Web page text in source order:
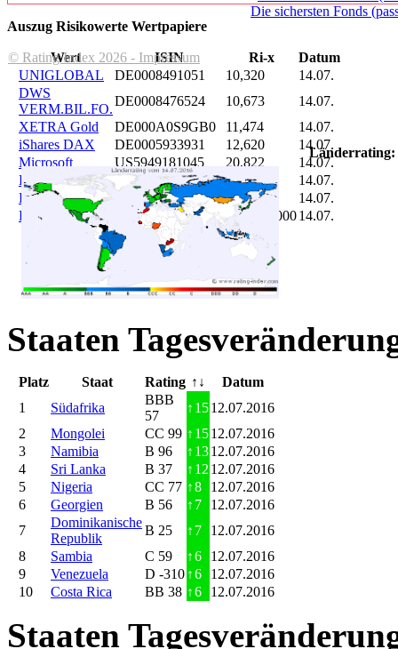
Die sichersten Fonds
© Rating Index 2026 - Impressum
Auszug Risikowerte Wertpapiere
Wert ISIN Ri-x
Datum
UNIGLOBAL
DE0008491051 10,320
14.07.
DWS
VERM.BIL.FO.
DE0008476524 10,673
14.07.
XETRA Gold
DE000A0S9GB0 11,474
14.07.
iShares DAX
DE0005933931 12,620
14.07.
Microsoft
US5949181045 20,822
14.07.
DAIMLER
DE0007100000 46,047
14.07.
Brent Oil
DE000A0KRKM571,382
14.07.
Bitcoin
BITCOIN 185.899,00014.07.
Länderrating:
Staaten
Platz Staat Rating ↑↓
Datum
1
Südafrika
BBB
57
↑ 1512.07.2016
2
Mongolei CC 99 ↑ 1512.07.2016
3
Namibia B 96 ↑ 1312.07.2016
4
Sri Lanka B 37 ↑ 12 12.07.2016
5
Nigeria CC 77 ↑8
12.07.2016
6
Georgien B 56 ↑ 7
12.07.2016
7
Dominikanische
Republik
B 25 ↑ 7
12.07.2016
8
Sambia C 59 ↑6
12.07.2016
9
Venezuela D -310 ↑6
12.07.2016
10
Costa Rica BB 38 ↑6 12.07.2016
Staaten